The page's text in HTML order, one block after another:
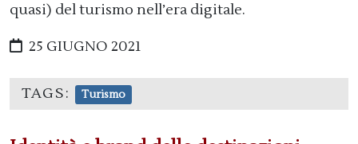
quasi) del turismo nell’era digitale.
25 GIUGNO 2021
TAGS: Turismo